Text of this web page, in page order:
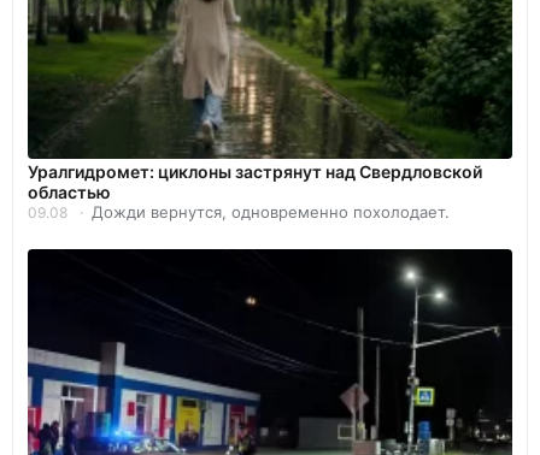
Уралгидромет: циклоны застрянут над Свердловской
областью
09.08 Дожди вернутся, одновременно похолодает.